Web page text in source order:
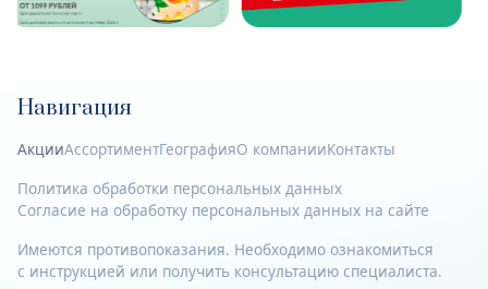
Навигация
АкцииАссортиментГеографияО компанииКонтакты
Политика обработки персональных данных
Согласие на обработку персональных данных на сайте
Имеются противопоказания. Необходимо ознакомиться
с инструкцией или получить консультацию специалиста.